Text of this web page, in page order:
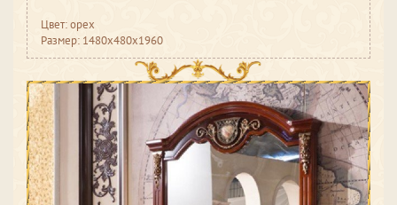
Цвет: орех
Размер: 1480x480x1960